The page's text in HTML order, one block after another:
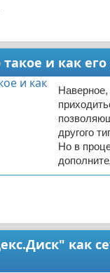
и как
Наверное,
другого
Но в
как